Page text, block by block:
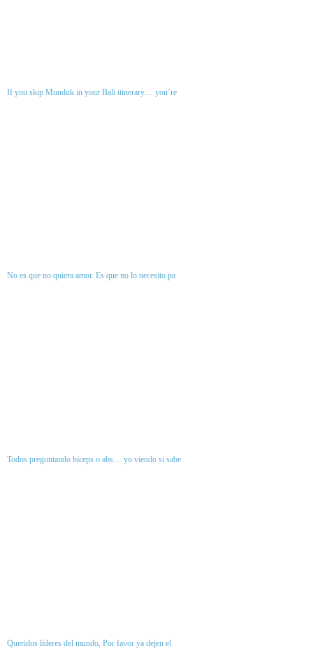
If you skip Munduk in your Bali itinerary… you’re
No es que no quiera amor. Es que no lo necesito pa
Todos preguntando bíceps o abs… yo viendo si sabe
Queridos líderes del mundo, Por favor ya dejen el